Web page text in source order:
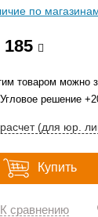
по
185
товаром можно
Угловое решение
(для юр.
Купить
К сравнению